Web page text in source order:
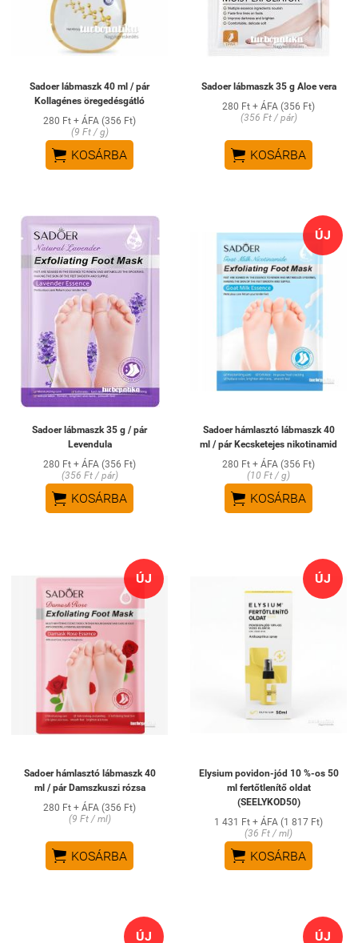
Sadoer lábmaszk 40 ml / pár
Kollagénes öregedésgátló
280 Ft + ÁFA (356 Ft)
(9 Ft / g)
 KOSÁRBA
Sadoer lábmaszk 35 g Aloe vera
280 Ft + ÁFA (356 Ft)
(356 Ft / pár)
 KOSÁRBA
Sadoer lábmaszk 35 g / pár
Levendula
280 Ft + ÁFA (356 Ft)
(356 Ft / pár)
 KOSÁRBA
ÚJ
Sadoer hámlasztó lábmaszk 40
ml / pár Kecsketejes nikotinamid
280 Ft + ÁFA (356 Ft)
(10 Ft / g)
 KOSÁRBA
ÚJ
Sadoer hámlasztó lábmaszk 40
ml / pár Damszkuszi rózsa
280 Ft + ÁFA (356 Ft)
(9 Ft / ml)
 KOSÁRBA
ÚJ
Elysium povidon-jód 10 %-os 50
ml fertőtlenítő oldat
(SEELYKOD50)
1 431 Ft + ÁFA (1 817 Ft)
(36 Ft / ml)
 KOSÁRBA
ÚJ ÚJ